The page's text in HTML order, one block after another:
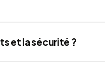
acquis grâce à des
et la sécurité ?